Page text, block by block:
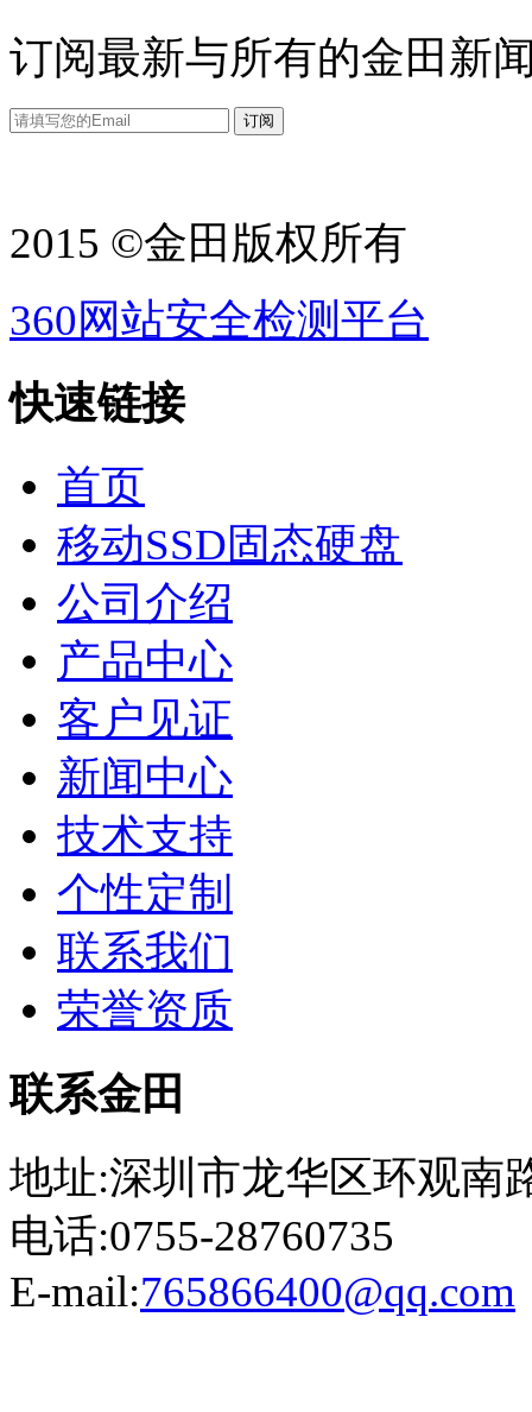
订阅最新与所有的金田新
2015 ©金田版权所有
360网站安全检测平台
快速链接
首页
移动SSD固态硬盘
公司介绍
产品中心
客户见证
新闻中心
技术支持
个性定制
联系我们
荣誉资质
联系金田
地址:深圳市龙华区环观南
电话:0755-28760735
E-mail:765866400@qq.com